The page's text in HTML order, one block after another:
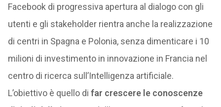
Facebook di progressiva apertura al dialogo con gli
utenti e gli stakeholder rientra anche la realizzazione
di centri in Spagna e Polonia, senza dimenticare i 10
milioni di investimento in innovazione in Francia nel
centro di ricerca sull’Intelligenza artificiale.
L’obiettivo è quello di far crescere le conoscenze